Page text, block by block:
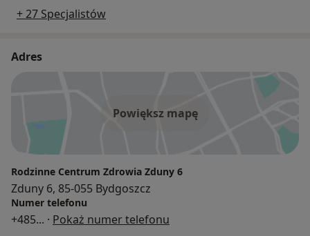
+ 27 Specjalistów
Adres
Powiększ mapę
Rodzinne Centrum Zdrowia Zduny 6
Zduny 6, 85-055 Bydgoszcz
Numer telefonu
+485... · Pokaż numer telefonu